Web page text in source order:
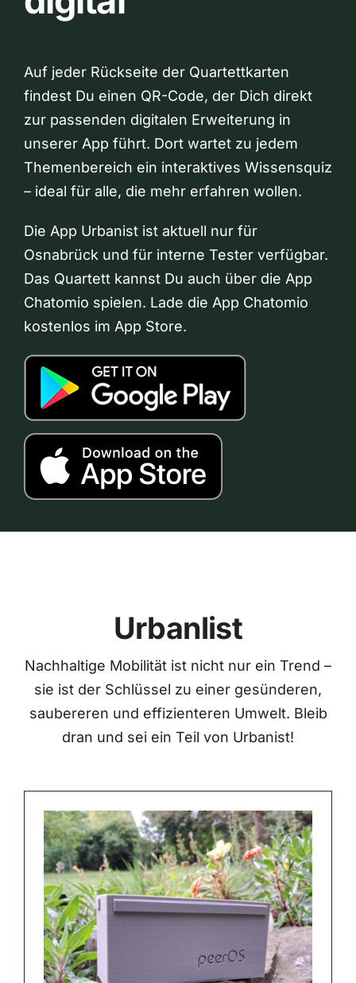
Auf jeder Rückseite der Quartettkarten
findest Du einen QR-Code, der Dich direkt
zur passenden digitalen Erweiterung in
unserer App führt. Dort wartet zu jedem
Themenbereich ein interaktives Wissensquiz
– ideal für alle, die mehr erfahren wollen.
Die App Urbanist ist aktuell nur für
Osnabrück und für interne Tester verfügbar.
Das Quartett kannst Du auch über die App
Chatomio spielen. Lade die App Chatomio
kostenlos im App Store.
Urbanlist
Nachhaltige Mobilität ist nicht nur ein Trend –
sie ist der Schlüssel zu einer gesünderen,
saubereren und effizienteren Umwelt. Bleib
dran und sei ein Teil von Urbanist!